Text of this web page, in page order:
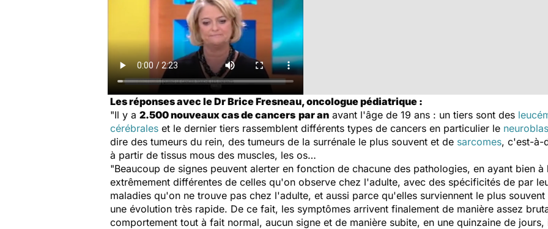
Les réponses avec le Dr Brice Fresneau, oncologue pédiatrique :
"Il y a 2.500 nouveaux cas de cancers par an avant l'âge de 19 ans : un tiers sont des
cérébrales et le dernier tiers rassemblent différents types de cancers en particulier le
dire des tumeurs du rein, des tumeurs de la surrénale le plus souvent et de sarcomes, c'est-à-
à partir de tissus mous des muscles, les os…
"Beaucoup de signes peuvent alerter en fonction de chacune des pathologies, en ayant bien
extrêmement différentes de celles qu'on observe chez l'adulte, avec des spécificités de par
maladies qu'on ne trouve pas chez l'adulte, et aussi parce qu'elles surviennent le plus
une évolution très rapide. De ce fait, les symptômes arrivent finalement de manière assez
comportement tout à fait normal, aucun signe et de manière subite, en une quinzaine de